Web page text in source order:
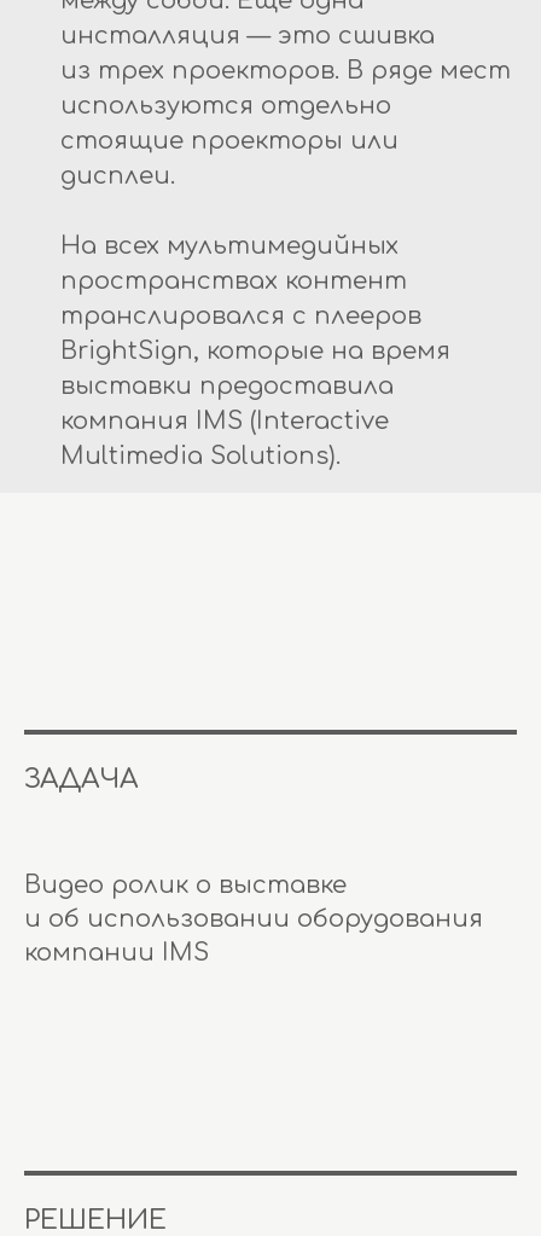
инсталляция — это сшивка
из трех проекторов. В ряде мест
используются отдельно
стоящие проекторы или
дисплеи.
На всех мультимедийных
пространствах контент
транслировался с плееров
BrightSign, которые на время
выставки предоставила
компания IMS (Interactive
Multimedia Solutions).
ЗАДАЧА
Видео ролик о выставке
и об использовании оборудования
компании IMS
РЕШЕНИЕ